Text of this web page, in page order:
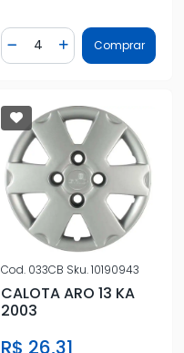
Diminuir Quantidade
Quantidade
AdicionarComprar
Cod. 033CB Sku.10190943
CALOTA ARO 13 KA
2003
R$ 26,31